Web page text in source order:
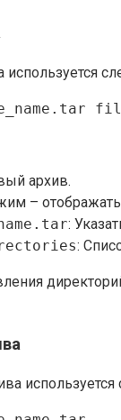
используется
архив.
–
:
: